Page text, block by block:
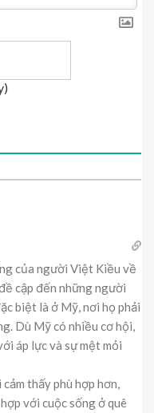
của người Việt Kiều về
cập đến những người
biệt là ở Mỹ, nơi họ phải
Dù Mỹ có nhiều cơ hội,
áp lực và sự mệt mỏi
thấy phù hợp hơn,
với cuộc sống ở quê